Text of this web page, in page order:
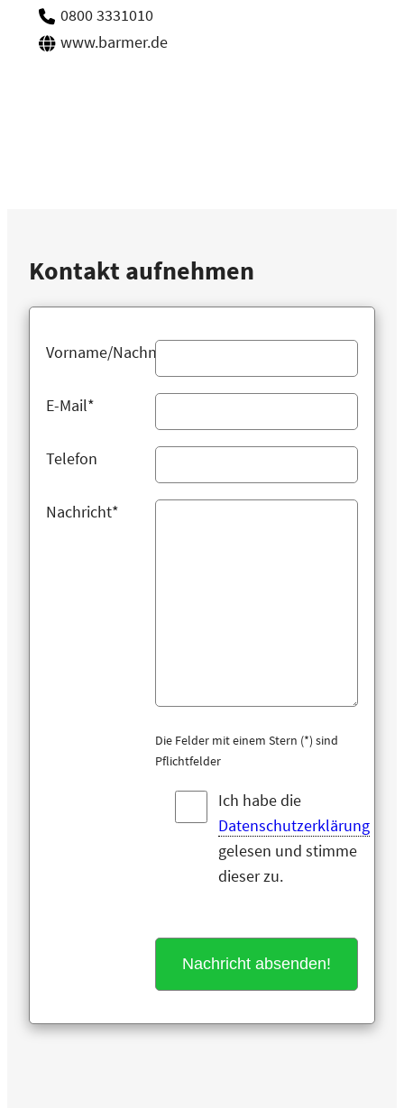
0800 3331010
www.barmer.de
Kontakt aufnehmen
Vorname/Nachname
E-Mail*
Telefon
Nachricht*
Die Felder mit einem Stern (*) sind
Pflichtfelder
Ich habe die
Datenschutzerklärung
gelesen und stimme
dieser zu.